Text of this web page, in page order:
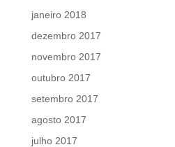
janeiro 2018
dezembro 2017
novembro 2017
outubro 2017
setembro 2017
agosto 2017
julho 2017